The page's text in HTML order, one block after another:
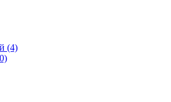
(4)